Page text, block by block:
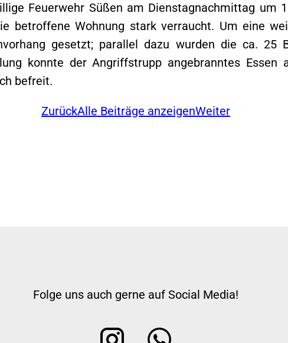
Feuerwehr Süßen am Dienstagnachmittag um
betroffene Wohnung stark verraucht. Um eine
gesetzt; parallel dazu wurden die ca. 25
konnte der Angriffstrupp angebranntes Essen
befreit.
ZurückAlle Beiträge anzeigenWeiter
Folge uns auch gerne auf Social Media!